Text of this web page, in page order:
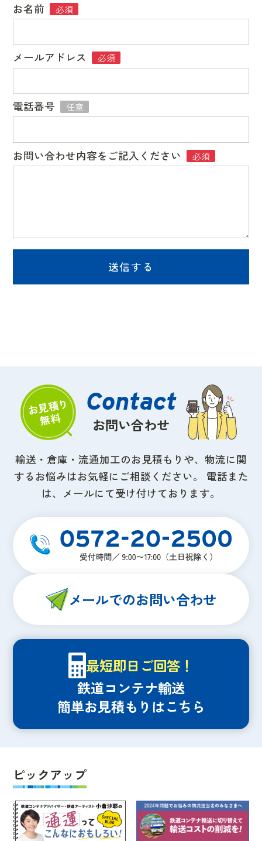
お名前 必須
メールアドレス 必須
電話番号 任意
お問い合わせ内容をご記入ください 必須
お問い合わせ
輸送・倉庫・流通加工のお見積もりや、物流に関
するお悩みはお気軽にご相談ください。
電話また
は、メールにて受け付けております。
メールでのお問い合わせ
最短即日ご回答！
鉄道コンテナ輸送
簡単お見積もりはこちら
ピックアップ